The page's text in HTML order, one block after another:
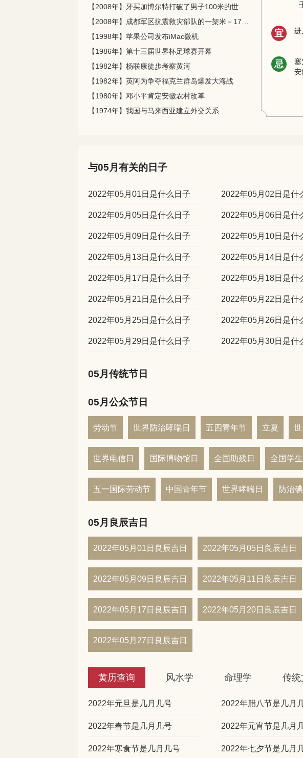
【1998年】苹果公司发布iMac微机
【1986年】第十三届世界杯足球赛开幕
【1982年】杨联康徒步考察黄河
【1982年】英阿为争夺福克兰群岛爆发大海战
【1980年】邓小平肯定安徽农村改革
【1974年】我国与马来西亚建立外交关系
宜 进
忌 塞
安
与05月有关的日子
2022年05月01日是什么日子 2022年05月02日是什
2022年05月05日是什么日子 2022年05月06日是什
2022年05月09日是什么日子 2022年05月10日是什
2022年05月13日是什么日子 2022年05月14日是什
2022年05月17日是什么日子 2022年05月18日是什
2022年05月21日是什么日子 2022年05月22日是什
2022年05月25日是什么日子 2022年05月26日是什
2022年05月29日是什么日子 2022年05月30日是什
05月传统节日
05月公众节日
劳动节 世界防治哮喘日 五四青年节 立夏
世界电信日 国际博物馆日 全国助残日 全国学
五一国际劳动节 中国青年节 世界哮喘日 防治
05月良辰吉日
2022年05月01日良辰吉日 2022年05月05日良辰吉日
2022年05月09日良辰吉日 2022年05月11日良辰吉日
2022年05月17日良辰吉日 2022年05月20日良辰吉日
2022年05月27日良辰吉日
黄历查询 风水学 命理学 传统
2022年元旦是几月几号 2022年腊八节是几月
2022年春节是几月几号 2022年元宵节是几月
2022年寒食节是几月几号 2022年七夕节是几月